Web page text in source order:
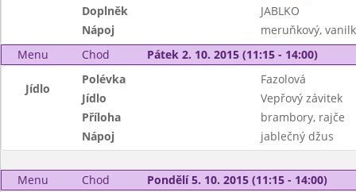
Doplněk
JABLKO
Nápoj
meruňkový,
Menu
Chod Pátek 2. 10. 2015 (11:15 - 14:00)
Jídlo
Polévka
Fazolová
Jídlo
Vepřový závitek
Příloha
brambory, rajče
Nápoj
jablečný džus
Menu Chod Pondělí 5. 10. 2015 (11:15 - 14:00)